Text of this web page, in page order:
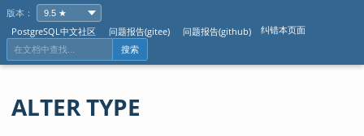
版本：
PostgreSQL中文社区
问题报告(gitee) 问题报告(github) 纠错本页面
搜索
ALTER TYPE